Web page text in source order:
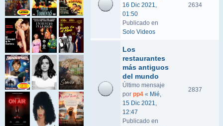
16 Dic 2021,
01:50
Publicado en
Solo Videos
2634
Los
restaurantes
más antiguos
del mundo
Último mensaje
por pp4 « Mié,
15 Dic 2021,
12:47
Publicado en
2837